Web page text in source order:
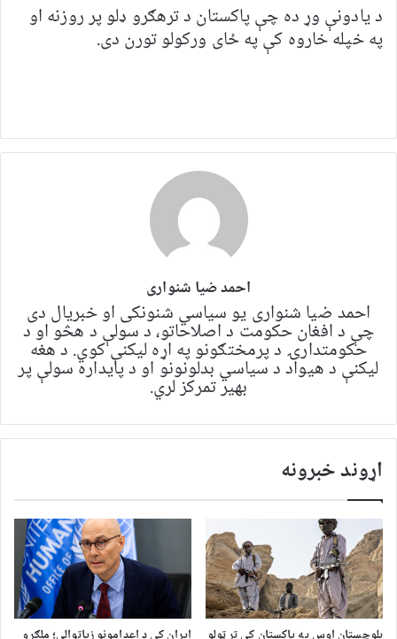
د یادونې وړ ده چې پاکستان د ترهګرو ډلو پر روزنه او
په خپله خاروه کې په ځای ورکولو تورن دی.
احمد ضیا شنواری
احمد ضیا شنواری یو سياسي شنونکی او خبریال دی
چې د افغان حکومت د اصلاحاتو، د سولې د هڅو او د
حکومتدارۍ د پرمختګونو په اړه لیکنې کوي. د هغه
لیکنې د هیواد د سیاسي بدلونونو او د پایداره سولې پر
بهیر تمرکز لري.
اړوند خبرونه